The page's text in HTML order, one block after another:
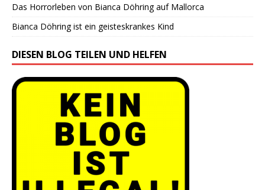
Das Horrorleben von Bianca Döhring auf Mallorca
Bianca Döhring ist ein geisteskrankes Kind
DIESEN BLOG TEILEN UND HELFEN